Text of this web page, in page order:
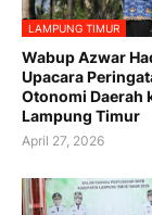
LAMPUNG TIMUR
Wabup Azwar
Upacara
Otonomi Daerah
Lampung Timur
April 27, 2026